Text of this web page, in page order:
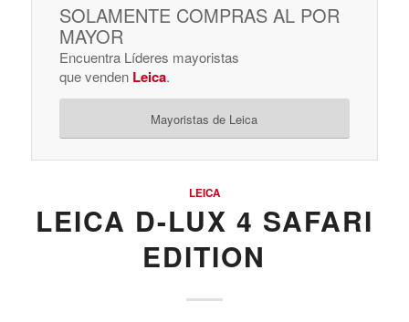
SOLAMENTE COMPRAS AL POR
MAYOR
Encuentra Líderes mayoristas
que venden Leica.
Mayoristas de Leica
LEICA
LEICA D-LUX 4 SAFARI
EDITION